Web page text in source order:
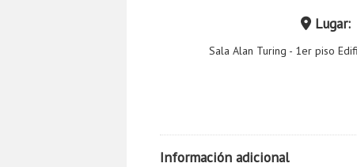
Lugar:
Sala Alan Turing - 1er piso
Información adicional